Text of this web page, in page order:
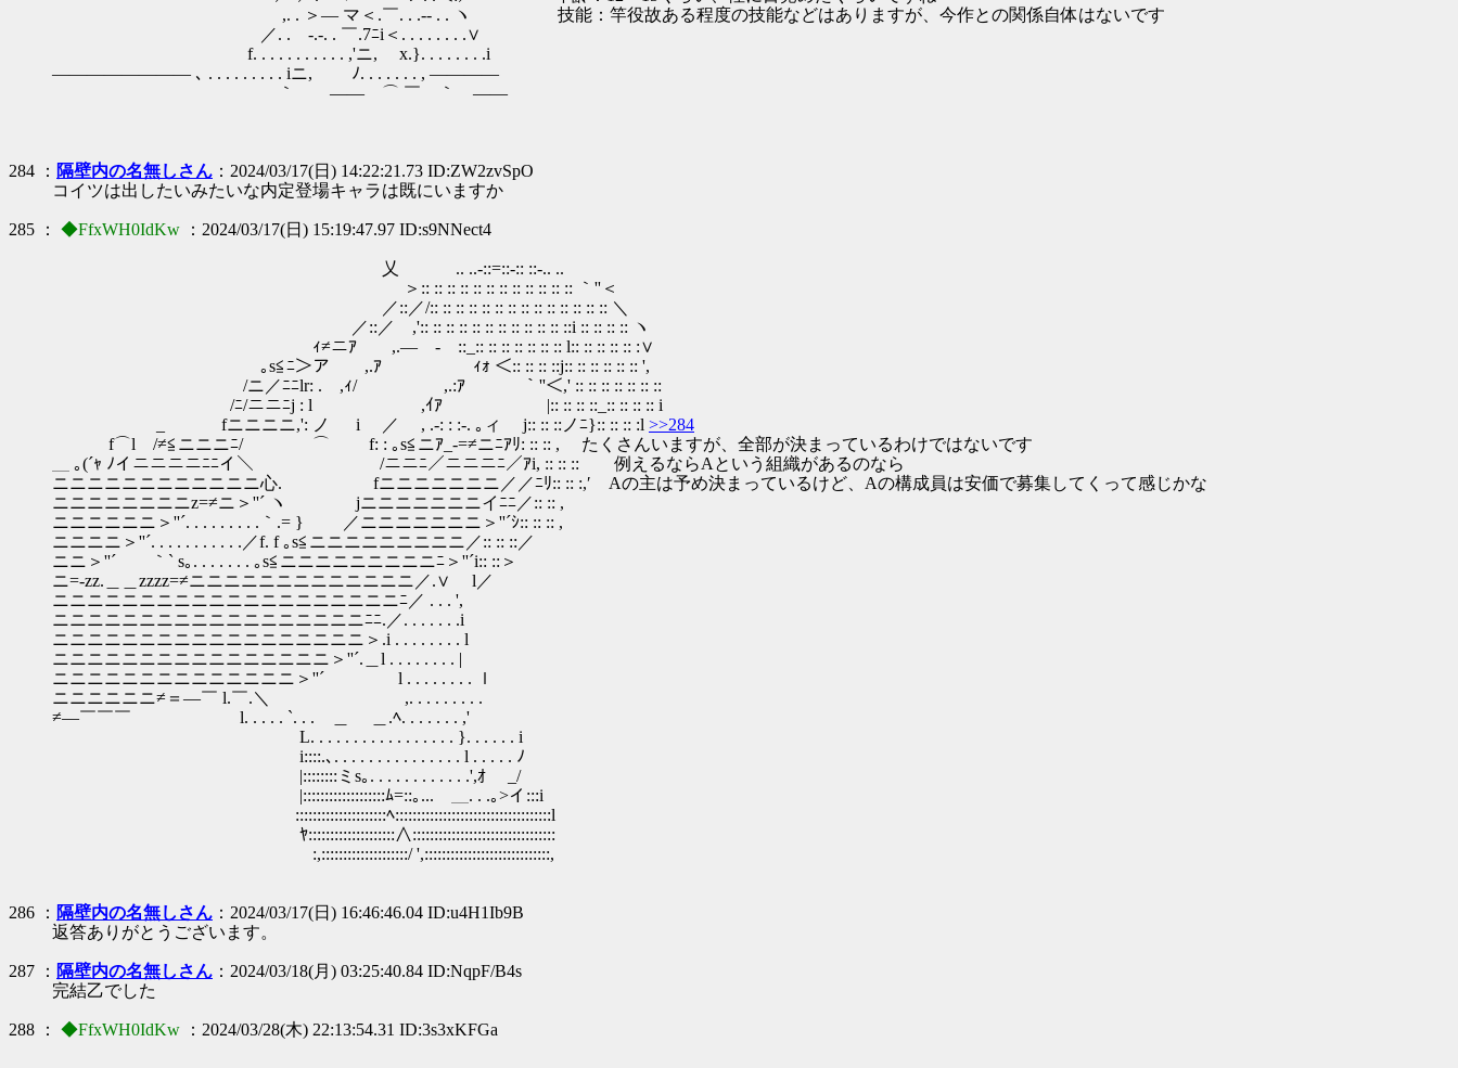
,. . ＞― マ＜.￣. . .‐- . . ヽ 技能：竿役故ある程度の技能などはありますが、今作との関係自体はないです
／. .ゝ-.‐. . ￣.7ﾆi＜. . . . . . . .∨
f. . . . . . . . . . . ,'ニ, x.}. . . . . . . .i
―――――――― ､ . . . . . . . . . iニ, ﾉ. . . . . . . , ――――
｀ ―― ⌒ ￣ ｀ ――
284 ： 隔壁内の名無しさん ：2024/03/17(日) 14:22:21.73 ID:ZW2zvSpO
コイツは出したいみたいな内定登場キャラは既にいますか
285 ： ◆FfxWH0IdKw ：2024/03/17(日) 15:19:47.97 ID:s9NNect4
乂 .. ..-::=::‐:: ::-.. ..
＞:: :: :: :: :: :: :: :: :: :: :: :: ｀''＜
／::／/:: :: :: :: :: :: :: :: :: :: :: :: :: :: ＼
／::／ ,':: :: :: :: :: :: :: :: :: :: :: ::i :: :: :: :: ヽ
ｨ≠ニｱ ,.― - ::_:: :: :: :: :: :: :: l:: :: :: :: :: :∨
｡s≦ﾆ＞ア ,.ｱ ｨｫ ＜:: :: :: ::j:: :: :: :: :: :: ',
/ニ／ﾆﾆlr: . ,ｨ/ ,.:ｱ ｀''＜,' :: :: :: :: :: :: ::
/ﾆ/ニニﾆj : l ,ｲｱ |:: :: :: ::_:: :: :: :: i
_ fニニニニ,': ノ i ／ , .-: : :-. ｡ィ j:: :: ::ノﾆ}:: :: :: :l >>284
f⌒l /≠≦ニニニﾆ/ ⌒ f: : ｡s≦ニｱ_-=≠ニﾆｱﾘ: :: :: , たくさんいますが、全部が決まっているわけではないです
＿ ｡(´ｬ ﾉイニニニニﾆﾆイ＼ /ニニﾆ／ニニニﾆ／ｱi, :: :: :: 例えるならAという組織があるのなら
ニニニニニニニニニニニニ心. fニニニニニニニ／／ﾆﾘ:: :: :,′ Aの主は予め決まっているけど、Aの構成員は安価で募集してくって感じかな
ニニニニニニニニz=≠ニ＞''´ ヽ jニニニニニニニイﾆﾆ／:: :: ,
ニニニニニニ＞''´. . . . . . . . .｀.= } ／ニニニニニニニ＞''´ｼ:: :: :: ,
ニニニニ＞''´. . . . . . . . . . .／f. f ｡s≦ニニニニニニニニニ／:: :: ::／
ニニ＞''´ ｀` s｡. . . . . . . ｡s≦ニニニニニニニニニﾆ＞''´i:: ::＞
ニ=-zz.＿＿zzzz=≠ニニニニニニニニニニニニニ／.∨ l／
ニニニニニニニニニニニニニニニニニニニニﾆ／ . . . ',
ニニニニニニニニニニニニニニニニニニﾆﾆ.／. . . . . . .i
ニニニニニニニニニニニニニニニニニニ＞.i . . . . . . . . l
ニニニニニニニニニニニニニニニニ＞''´.＿l . . . . . . . . |
ニニニニニニニニニニニニニニ＞''´ l . . . . . . . . ｌ
ニニニニニニ≠＝―￣ l.￣.＼ ,. . . . . . . . .
≠―￣￣￣ l. . . . . `. . . ＿ ＿.ﾍ. . . . . . . ,'
L. . . . . . . . . . . . . . . . . }. . . . . . i
i::::.､. . . . . . . . . . . . . . . l . . . . . ﾉ
|::::::::ミs｡. . . . . . . . . . . .',ｵ ￣_/
|:::::::::::::::::::ﾑ=::｡... ＿. . .｡>イ:::i
:::::::::::::::::::::ﾍ::::::::::::::::::::::::::::::::::::l
ﾔ::::::::::::::::::::∧:::::::::::::::::::::::::::::::::
:,::::::::::::::::::::/ ',:::::::::::::::::::::::::::::,
286 ： 隔壁内の名無しさん ：2024/03/17(日) 16:46:46.04 ID:u4H1Ib9B
返答ありがとうございます。
287 ： 隔壁内の名無しさん ：2024/03/18(月) 03:25:40.84 ID:NqpF/B4s
完結乙でした
288 ： ◆FfxWH0IdKw ：2024/03/28(木) 22:13:54.31 ID:3s3xKFGa